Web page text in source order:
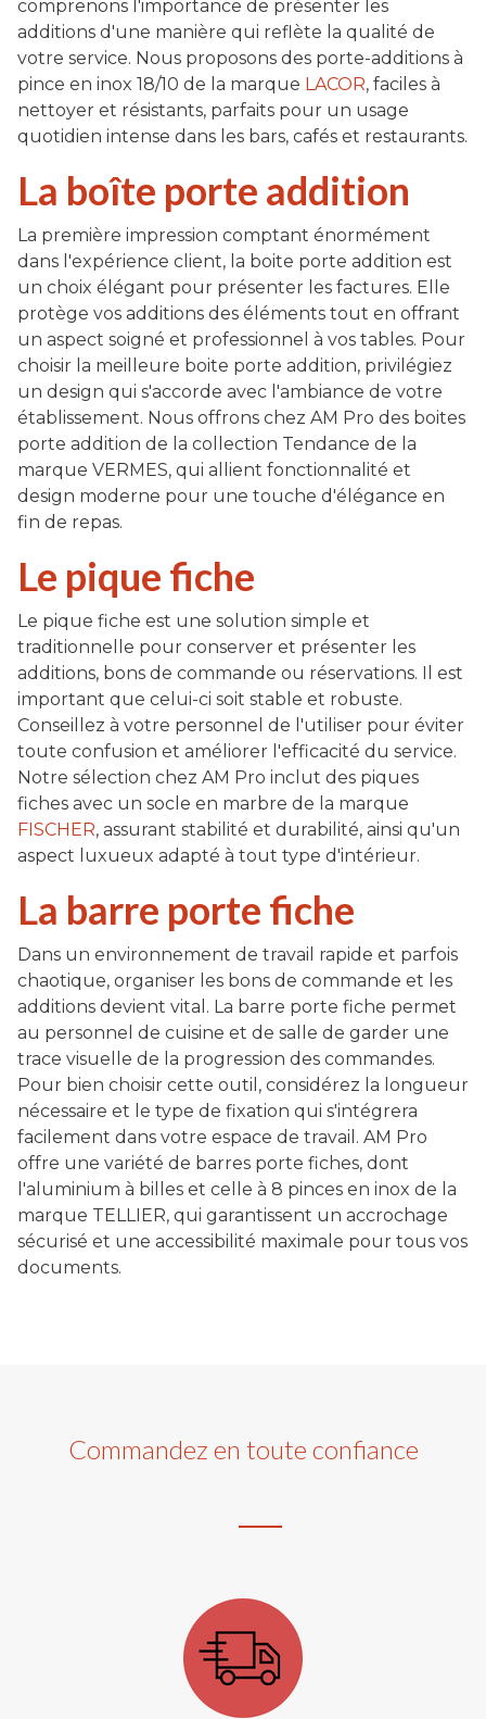
comprenons l'importance de présenter les
additions d'une manière qui reflète la qualité de
votre service. Nous proposons des porte-additions à
pince en inox 18/10 de la marque LACOR, faciles à
nettoyer et résistants, parfaits pour un usage
quotidien intense dans les bars, cafés et restaurants.
La boîte porte addition
La première impression comptant énormément
dans l'expérience client, la boite porte addition est
un choix élégant pour présenter les factures. Elle
protège vos additions des éléments tout en offrant
un aspect soigné et professionnel à vos tables. Pour
choisir la meilleure boite porte addition, privilégiez
un design qui s'accorde avec l'ambiance de votre
établissement. Nous offrons chez AM Pro des boites
porte addition de la collection Tendance de la
marque VERMES, qui allient fonctionnalité et
design moderne pour une touche d'élégance en
fin de repas.
Le pique fiche
Le pique fiche est une solution simple et
traditionnelle pour conserver et présenter les
additions, bons de commande ou réservations. Il est
important que celui-ci soit stable et robuste.
Conseillez à votre personnel de l'utiliser pour éviter
toute confusion et améliorer l'efficacité du service.
Notre sélection chez AM Pro inclut des piques
fiches avec un socle en marbre de la marque
FISCHER, assurant stabilité et durabilité, ainsi qu'un
aspect luxueux adapté à tout type d'intérieur.
La barre porte fiche
Dans un environnement de travail rapide et parfois
chaotique, organiser les bons de commande et les
additions devient vital. La barre porte fiche permet
au personnel de cuisine et de salle de garder une
trace visuelle de la progression des commandes.
Pour bien choisir cette outil, considérez la longueur
nécessaire et le type de fixation qui s'intégrera
facilement dans votre espace de travail. AM Pro
offre une variété de barres porte fiches, dont
l'aluminium à billes et celle à 8 pinces en inox de la
marque TELLIER, qui garantissent un accrochage
sécurisé et une accessibilité maximale pour tous vos
documents.
Commandez en toute confiance